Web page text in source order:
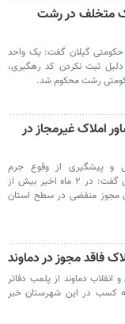
متخلف در رشت
گیلان گفت: یک واحد
ثبت نکردن کد رهگیری،
حکومتی رشت محکوم شد.
مشاور املاک غیرمجاز در
و پیشگیری از وقوع جرم
دادگستری استان قزوین گفت: در ۲ ماه اخیر بیش از
مجوز منقضی در سطح استان
فاقد مجوز در دماوند
انقلاب دماوند از پلمب دفاتر
کسب در این شهرستان خبر